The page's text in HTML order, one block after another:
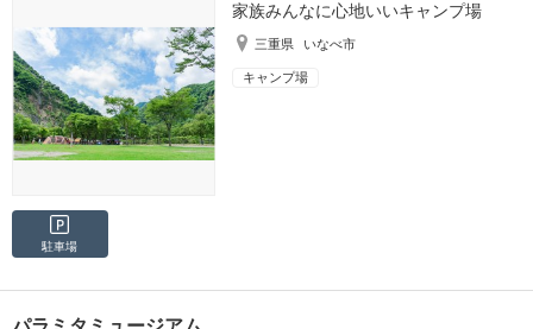
家族みんなに心地いいキャンプ場
三重県 いなべ市
キャンプ場
駐車場